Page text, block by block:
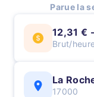
Parue la
12,31 €
Brut/
La
17000